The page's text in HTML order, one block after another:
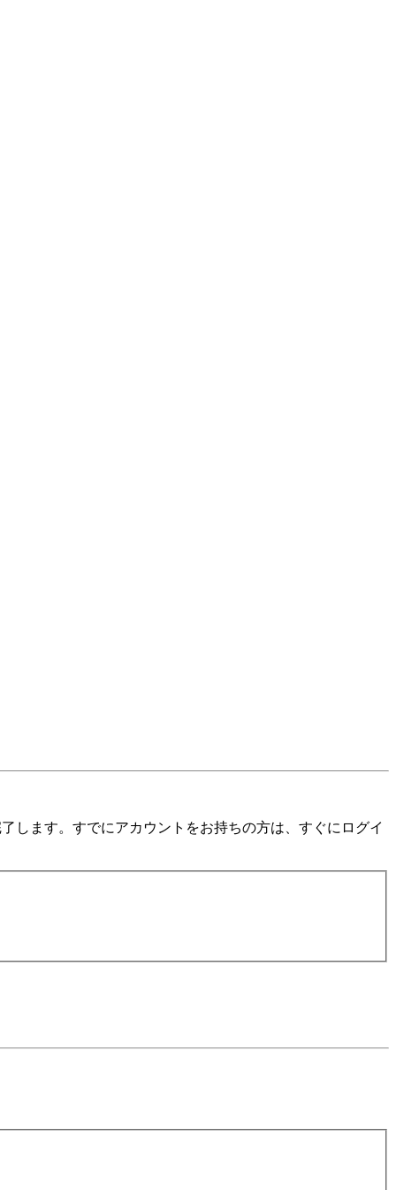
します。すでにアカウントをお持ちの方は、すぐにログイ